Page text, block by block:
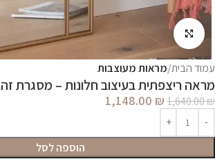
עמוד הבית מראות מעוצבות
מראה ריצפתית בעיצוב חלונות – מסגרת
1,640.00₪
1,148.00 ₪
הוספה לסל
לחץ להגדלה